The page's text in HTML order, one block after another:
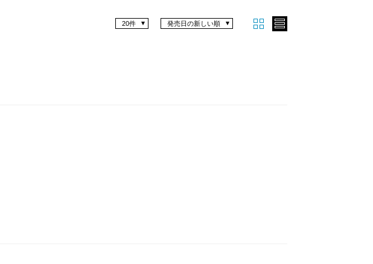
発売日の新しい順
20件